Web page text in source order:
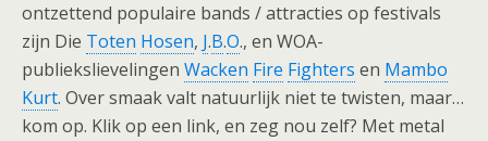
ontzettend populaire bands / attracties op festivals
zijn Die Toten Hosen, J.B.O., en WOA-
publiekslievelingen Wacken Fire Fighters en Mambo
Kurt. Over smaak valt natuurlijk niet te twisten, maar…
kom op. Klik op een link, en zeg nou zelf? Met metal